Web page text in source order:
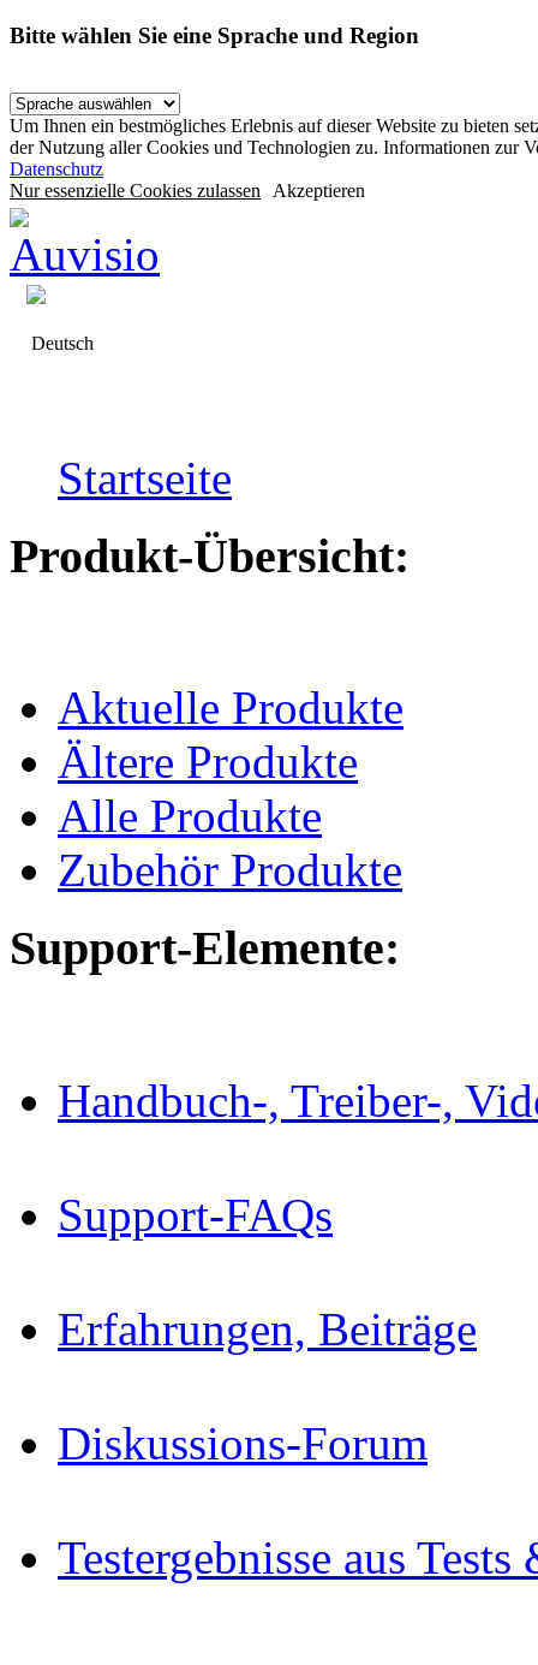
Bitte wählen Sie eine Sprache und Region
Um Ihnen ein bestmögliches Erlebnis auf dieser Website zu bieten
der Nutzung aller Cookies und Technologien zu. Informationen zur
Datenschutz
Nur essenzielle Cookies zulassen Akzeptieren
Deutsch
Startseite
Produkt-Übersicht:
Aktuelle Produkte
Ältere Produkte
Alle Produkte
Zubehör Produkte
Support-Elemente:
Handbuch-, Treiber-,
Support-FAQs
Erfahrungen, Beiträge
Diskussions-Forum
Testergebnisse aus